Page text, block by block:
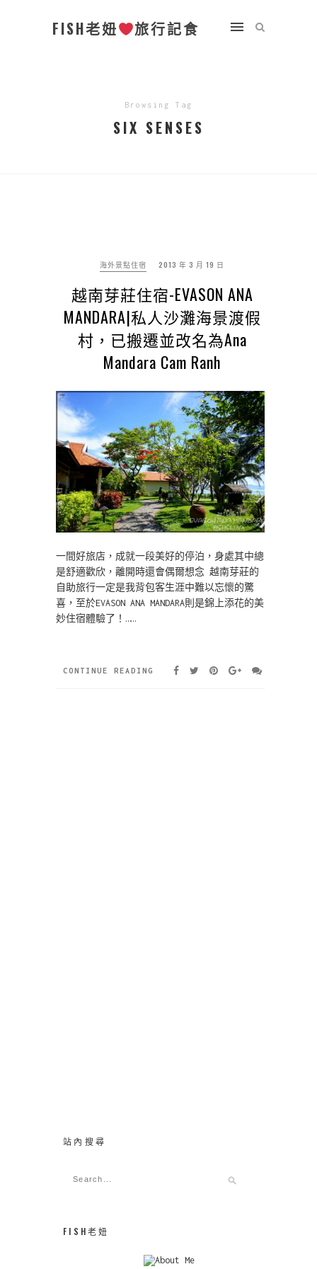
FISH老妞 旅行記食
Browsing Tag
SIX SENSES
海外景點住宿 2013 年 3 月 19 日
越南芽莊住宿-EVASON ANA
MANDARA|私人沙灘海景渡假
村，已搬遷並改名為Ana
Mandara Cam Ranh
一間好旅店，成就一段美好的停泊，身處其中總
是舒適歡欣，離開時還會偶爾想念 越南芽莊的
自助旅行一定是我背包客生涯中難以忘懷的驚
喜，至於EVASON ANA MANDARA則是錦上添花的美
妙住宿體驗了！……
CONTINUE READING
站內搜尋
FISH老妞